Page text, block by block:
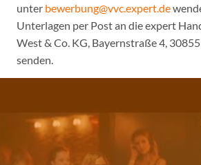
unter bewerbung@vvc.expert.de
Unterlagen per Post an die expert
West & Co. KG, Bayernstraße 4, 30855
senden.